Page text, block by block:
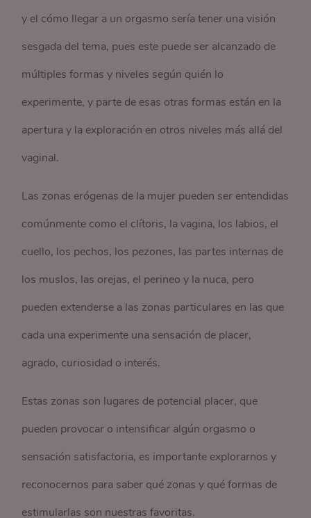
y el cómo llegar a un orgasmo sería tener una visión
sesgada del tema, pues este puede ser alcanzado de
múltiples formas y niveles según quién lo
experimente, y parte de esas otras formas están en la
apertura y la exploración en otros niveles más allá del
vaginal.
Las zonas erógenas de la mujer pueden ser entendidas
comúnmente como el clítoris, la vagina, los labios, el
cuello, los pechos, los pezones, las partes internas de
los muslos, las orejas, el perineo y la nuca, pero
pueden extenderse a las zonas particulares en las que
cada una experimente una sensación de placer,
agrado, curiosidad o interés.
Estas zonas son lugares de potencial placer, que
pueden provocar o intensificar algún orgasmo o
sensación satisfactoria, es importante explorarnos y
reconocernos para saber qué zonas y qué formas de
estimularlas son nuestras favoritas.